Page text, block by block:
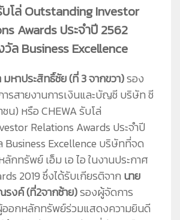
ารสรรหาและพิจารณาค่าตอบแทน
ร
บโล่ Outstanding Investor
Awards ประจำปี 2562
ล Business Excellence
หาประสิทธิ์ชัย (ที่ 3 จากขวา)รอง
รสายงานการเงินและบัญชี บริษัท ชี
น) หรือ CHEWA รับโล่
Relations Awards ประจำปี
Business Excellence บริษัทที่จด
ลักทรัพย์ เอ็ม เอ ไอ ในงานประกาศ
2019 ซึ่งได้รับเกียรติจาก นาย
งค์ (ที่2จากซ้าย)รองผู้จัดการ
ออกหลักทรัพย์ร่วมแสดงความยินดี